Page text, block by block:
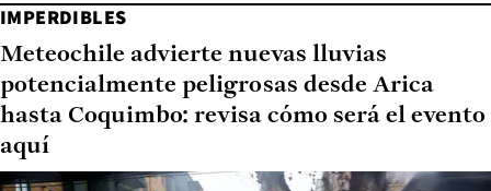
IMPERDIBLES
Meteochile advierte nuevas lluvias
potencialmente peligrosas desde Arica
hasta Coquimbo: revisa cómo será el evento
aquí